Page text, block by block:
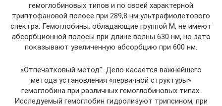
гемоглобиновых типов и по своей характерной
триптофановой полосе при 289,8 нм ультрафиолетового
спектра. Гемоглобины, обладающие группой М, не имеют
абсорбционной полосы при длине волны 630 нм, но зато
показывают увеличенную абсорбцию при 600 нм.
«Отпечатковый метод”. Дело касается важнейшего
метода установления «первичной структуры»
гемоглобина при различных гемоглобиновых типах.
Исследуемый гемоглобин гидролизуют трипсином, при